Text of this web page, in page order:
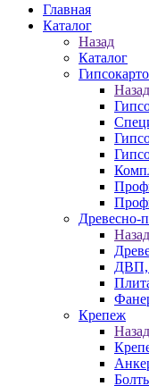
Главная
Каталог
Назад
Каталог
Назад
Древесно-
Назад
Крепеж
Назад